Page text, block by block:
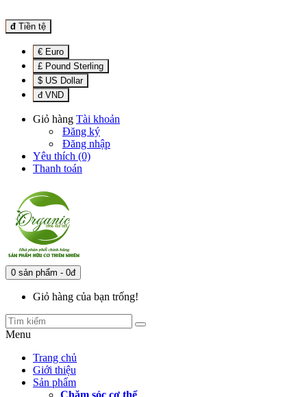
đ Tiền tệ
€ Euro
£ Pound Sterling
$ US Dollar
đ VND
Giỏ hàng Tài khoản
Đăng ký
Đăng nhập
Yêu thích (0)
Thanh toán
0 sản phẩm - 0đ
Giỏ hàng của bạn trống!
Menu
Trang chủ
Giới thiệu
Sản phẩm
Chăm sóc cơ thể